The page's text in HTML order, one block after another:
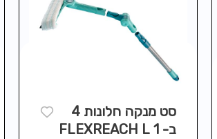
סט מנקה חלונות 4
ב- 1 FLEXREACH L